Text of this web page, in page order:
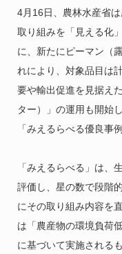
4月16日、農林水産省
取り組みを「見える化
に、新たにピーマン（
れにより、対象品目は
要や輸出促進を見据え
ター）」の運用も開始
「みえるらべる優良事
「みえるらべる」は、
評価し、星の数で段階
にその取り組み内容を
は「農産物の環境負荷
に基づいて実施される